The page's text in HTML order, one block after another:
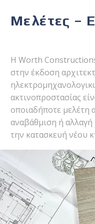
Μελέτες –
Η Worth
στην έκδοση
ακτινοπροστασίας
οποιαδήποτε μελέτη
αναβάθμιση ή
την κατασκευή νέου